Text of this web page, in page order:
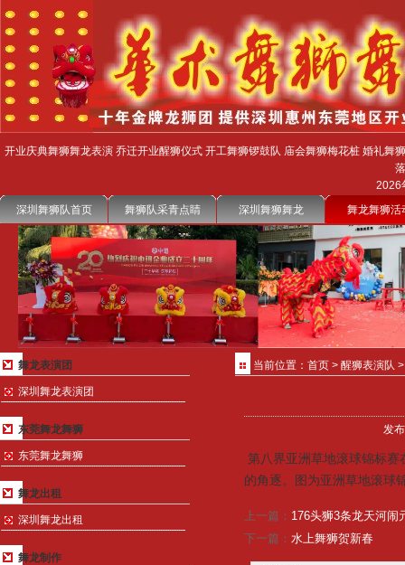
开业庆典舞狮舞龙表演 乔迁开业醒狮仪式 开工舞狮锣鼓队 庙会舞狮梅花桩 婚礼
2026
深圳舞狮队首页
舞狮队采青点睛 深圳舞狮舞龙 舞龙舞狮活
舞龙表演团
深圳舞龙表演团
东莞舞龙舞狮
东莞舞龙舞狮
舞龙出租
深圳舞龙出租
舞龙制作
当前位置： 首页 > 醒狮表演队
发
第八界亚洲草地滚球锦标
的角逐。图为亚洲草地滚球
上一篇： 176头狮3条龙天河闹
下一篇： 水上舞狮贺新春